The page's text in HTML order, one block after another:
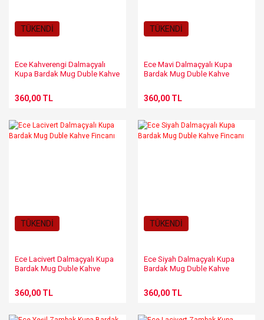
TÜKENDİ
Ece Kahverengi Dalmaçyalı
Kupa Bardak Mug Duble Kahve
360,00 TL
TÜKENDİ
Ece Mavi Dalmaçyalı Kupa
Bardak Mug Duble Kahve
360,00 TL
TÜKENDİ
Ece Lacivert Dalmaçyalı Kupa
Bardak Mug Duble Kahve
360,00 TL
TÜKENDİ
Ece Siyah Dalmaçyalı Kupa
Bardak Mug Duble Kahve
360,00 TL